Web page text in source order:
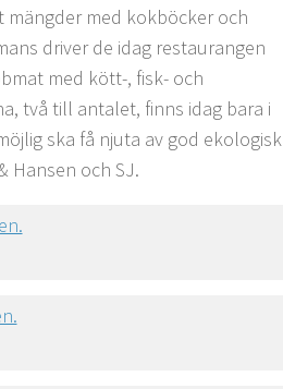
mängder med kokböcker och
driver de idag restaurangen
med kött-, fisk- och
två till antalet, finns idag bara i
ska få njuta av god ekologisk
Hansen och SJ.